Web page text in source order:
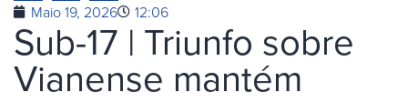
Maio 19, 2026 12:06
Sub-17 | Triunfo sobre
Vianense mantém